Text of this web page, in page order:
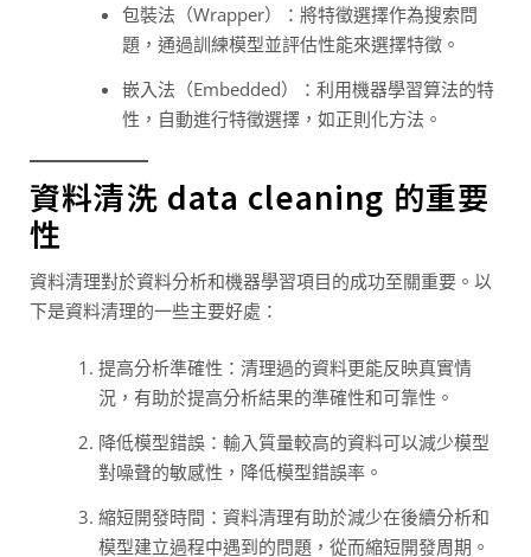
包裝法（Wrapper）：將特徵選擇作為搜索問
題，通過訓練模型並評估性能來選擇特徵。
嵌入法（Embedded）：利用機器學習算法的特
性，自動進行特徵選擇，如正則化方法。
資料清洗 data cleaning 的重要
性
資料清理對於資料分析和機器學習項目的成功至關重要。以
下是資料清理的一些主要好處：
提高分析準確性：清理過的資料更能反映真實情
況，有助於提高分析結果的準確性和可靠性。
降低模型錯誤：輸入質量較高的資料可以減少模型
對噪聲的敏感性，降低模型錯誤率。
縮短開發時間：資料清理有助於減少在後續分析和
模型建立過程中遇到的問題，從而縮短開發周期。